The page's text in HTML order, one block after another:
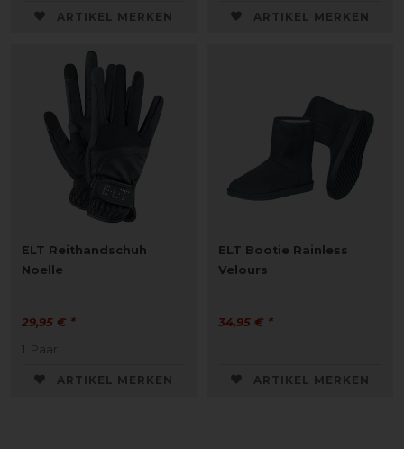
ARTIKEL MERKEN ARTIKEL MERKEN
ELT Reithandschuh
Noelle
29,95 € *
1 Paar
ARTIKEL MERKEN
ELT Bootie Rainless
Velours
34,95 € *
ARTIKEL MERKEN